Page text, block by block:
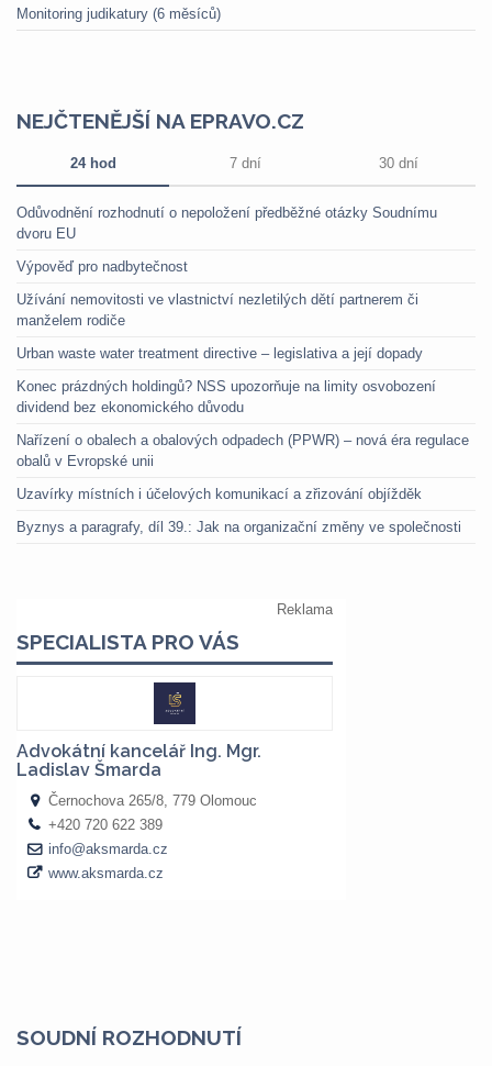
Monitoring judikatury (6 měsíců)
NEJČTENĚJŠÍ NA EPRAVO.CZ
24 hod 7 dní 30 dní
Odůvodnění rozhodnutí o nepoložení předběžné otázky Soudnímu
dvoru EU
Výpověď pro nadbytečnost
Užívání nemovitosti ve vlastnictví nezletilých dětí partnerem či
manželem rodiče
Urban waste water treatment directive – legislativa a její dopady
Konec prázdných holdingů? NSS upozorňuje na limity osvobození
dividend bez ekonomického důvodu
Nařízení o obalech a obalových odpadech (PPWR) – nová éra regulace
obalů v Evropské unii
Uzavírky místních i účelových komunikací a zřizování objížděk
Byznys a paragrafy, díl 39.: Jak na organizační změny ve společnosti
SOUDNÍ ROZHODNUTÍ